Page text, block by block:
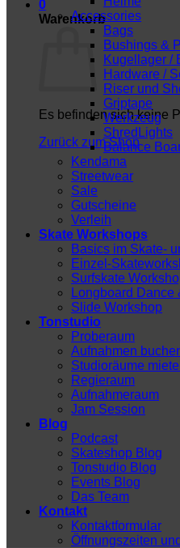
0
Warenkorb
Es befinden sich keine
Zurück zum Shop
Accessories
Bags
Bushings &
Kugellager /
Hardware /
Riser und
Griptape
Werkzeug
ShredLights
Balance
Kendama
Streetwear
Sale
Gutscheine
Verleih
Skate Workshops
Basics im Skate-
Einzel-
Surfskate
Longboard Dance
Slide Workshop
Tonstudio
Proberaum
Aufnahmen
Studioräume
Regieraum
Aufnahmeraum
Jam Session
Blog
Podcast
Skateshop Blog
Tonstudio Blog
Events Blog
Das Team
Kontakt
Kontaktformular
Öffnungszeiten